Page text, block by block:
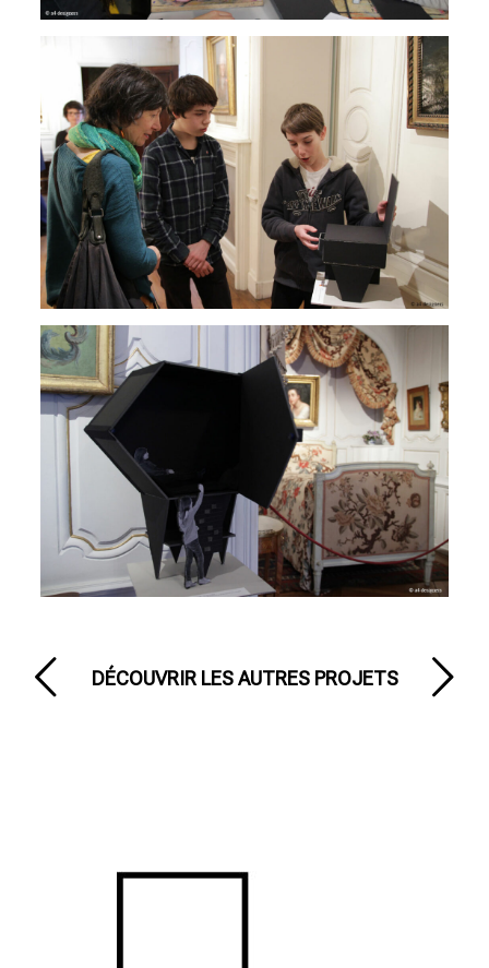
DÉCOUVRIR LES AUTRES PROJETS